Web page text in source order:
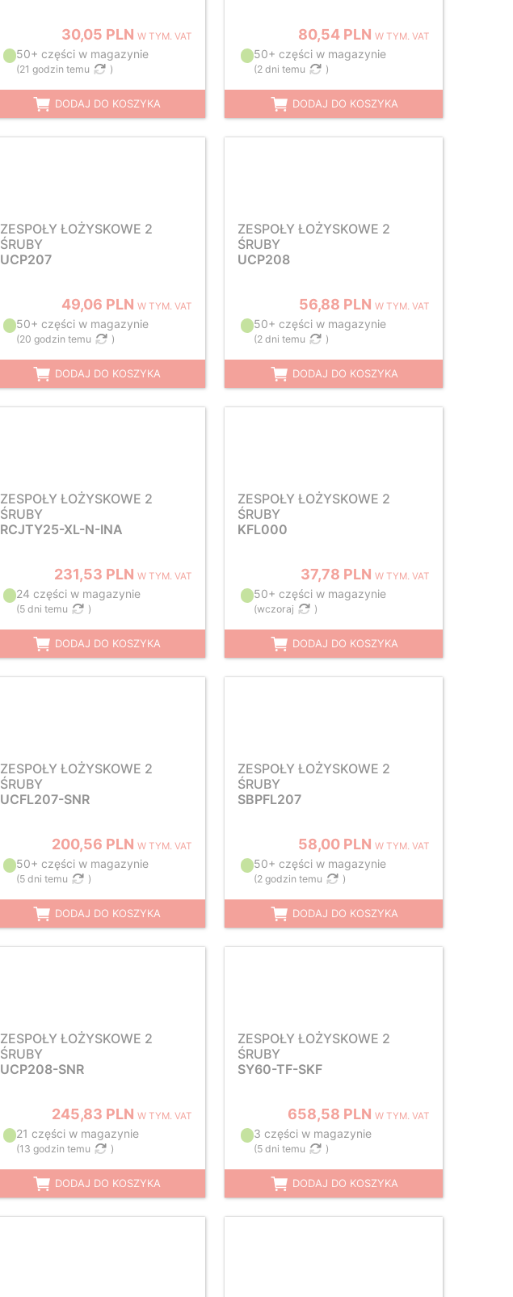
30,05 PLN W TYM. VAT
50+ części w magazynie
(21 godzin temu )
DODAJ DO KOSZYKA
80,54 PLN W TYM. VAT
50+ części w magazynie
(2 dni temu )
DODAJ DO KOSZYKA
ZESPOŁY ŁOŻYSKOWE 2
ŚRUBY
UCP207
49,06 PLN W TYM. VAT
50+ części w magazynie
(20 godzin temu )
DODAJ DO KOSZYKA
ZESPOŁY ŁOŻYSKOWE 2
ŚRUBY
UCP208
56,88 PLN W TYM. VAT
50+ części w magazynie
(2 dni temu )
DODAJ DO KOSZYKA
ZESPOŁY ŁOŻYSKOWE 2
ŚRUBY
RCJTY25-XL-N-INA
231,53 PLN W TYM. VAT
24 części w magazynie
(5 dni temu )
DODAJ DO KOSZYKA
ZESPOŁY ŁOŻYSKOWE 2
ŚRUBY
KFL000
37,78 PLN W TYM. VAT
50+ części w magazynie
(wczoraj )
DODAJ DO KOSZYKA
ZESPOŁY ŁOŻYSKOWE 2
ŚRUBY
UCFL207-SNR
200,56 PLN W TYM. VAT
50+ części w magazynie
(5 dni temu )
DODAJ DO KOSZYKA
ZESPOŁY ŁOŻYSKOWE 2
ŚRUBY
SBPFL207
58,00 PLN W TYM. VAT
50+ części w magazynie
(2 godzin temu )
DODAJ DO KOSZYKA
ZESPOŁY ŁOŻYSKOWE 2
ŚRUBY
UCP208-SNR
245,83 PLN W TYM. VAT
21 części w magazynie
(13 godzin temu )
DODAJ DO KOSZYKA
ZESPOŁY ŁOŻYSKOWE 2
ŚRUBY
SY60-TF-SKF
658,58 PLN W TYM. VAT
3 części w magazynie
(5 dni temu )
DODAJ DO KOSZYKA